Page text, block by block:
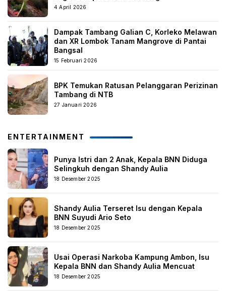
4 April 2026
Dampak Tambang Galian C, Korleko Melawan
dan XR Lombok Tanam Mangrove di Pantai
Bangsal
15 Februari 2026
BPK Temukan Ratusan Pelanggaran Perizinan
Tambang di NTB
27 Januari 2026
ENTERTAINMENT
Punya Istri dan 2 Anak, Kepala BNN Diduga
Selingkuh dengan Shandy Aulia
18 Desember 2025
Shandy Aulia Terseret Isu dengan Kepala
BNN Suyudi Ario Seto
18 Desember 2025
Usai Operasi Narkoba Kampung Ambon, Isu
Kepala BNN dan Shandy Aulia Mencuat
18 Desember 2025